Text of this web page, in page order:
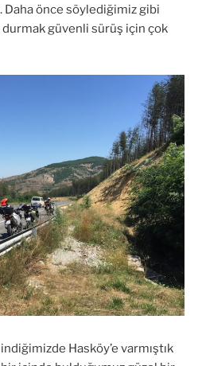
Daha önce söylediğimiz gibi
durmak güvenli sürüş için çok
Hasköy’e varmıştık